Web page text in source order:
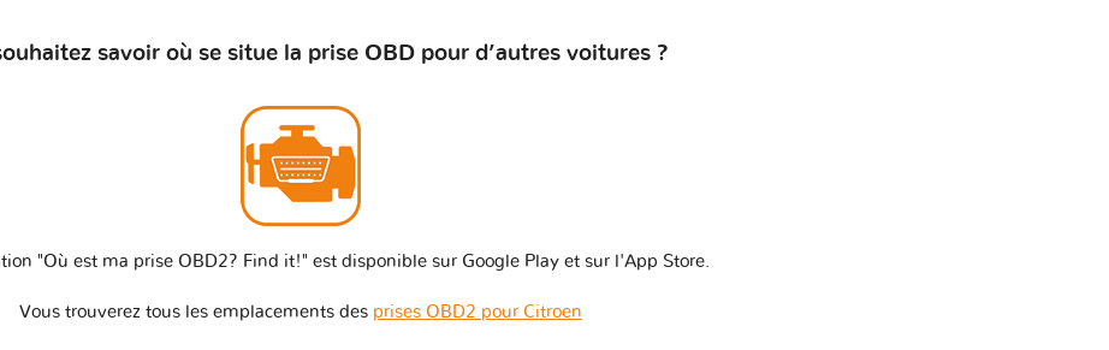
savoir où se situe la prise OBD pour d’autres voitures ?
"Où est ma prise OBD2? Find it!" est disponible sur Google Play et sur l'App Store.
Vous trouverez tous les emplacements des prises OBD2 pour Citroen